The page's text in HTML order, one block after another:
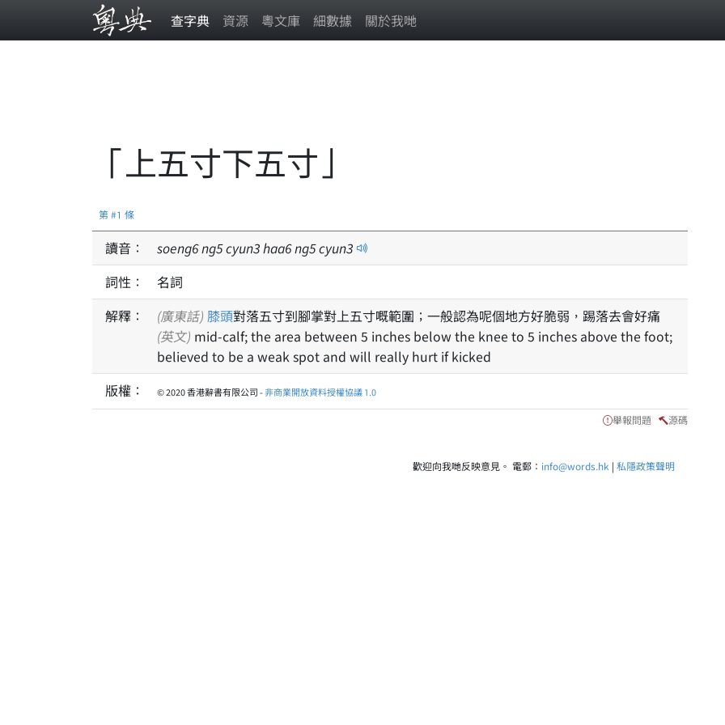
查字典 資源 粵文庫 細數據 關於我哋
「上五寸下五寸」
第 #1 條
讀音： soeng6ng5cyun3haa6ng5cyun3
詞性：
名詞
解釋：
(廣東話) 膝頭對落五寸到腳掌對上五寸嘅範圍；一般認為呢個地方好脆弱，踢落去會好痛
(英文) mid-calf; the area between 5 inches below the knee to 5 inches above the foot;
believed to be a weak spot and will really hurt if kicked
版權：
© 2020 香港辭書有限公司 -非商業開放資料授權協議 1.0
舉報問題 源碼
歡迎向我哋反映意見。 電郵： info@words.hk | 私隱政策聲明